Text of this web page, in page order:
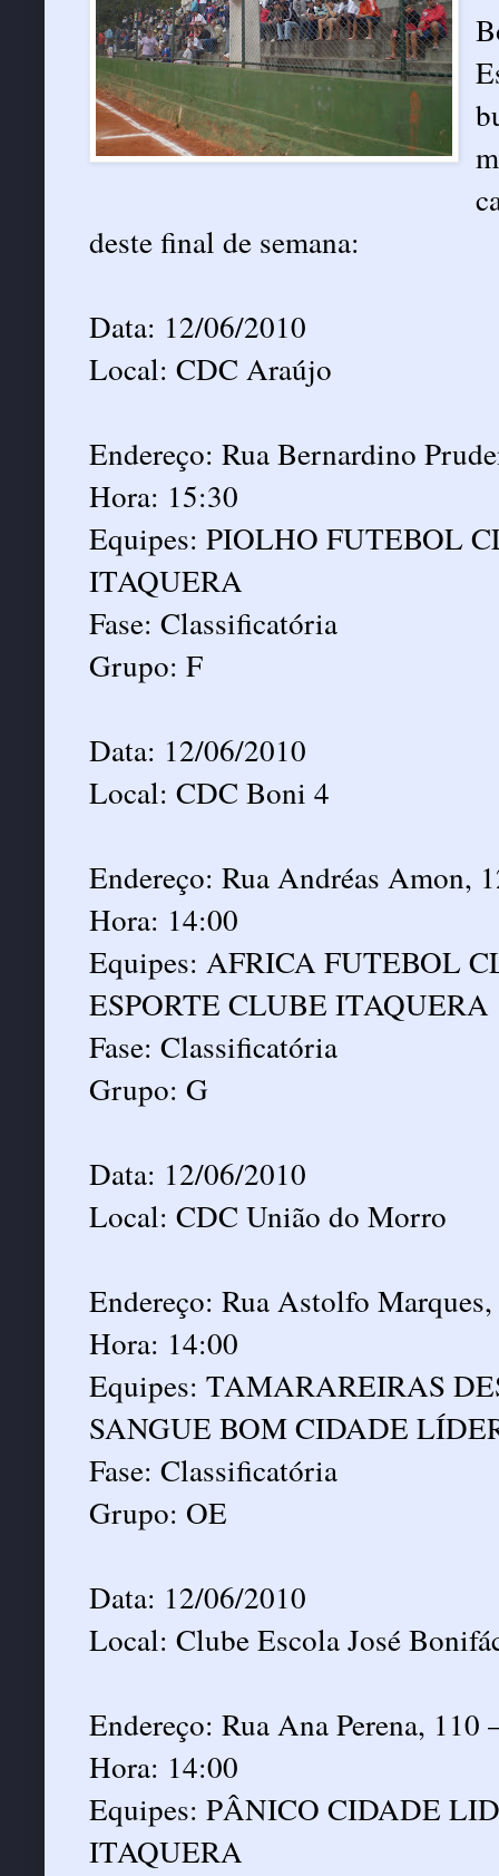
deste final de semana:
Data: 12/06/2010
Local: CDC Araújo
Endereço: Rua Bernardino
Hora: 15:30
Equipes: PIOLHO FUTEBOL
ITAQUERA
Fase: Classificatória
Grupo: F
Data: 12/06/2010
Local: CDC Boni 4
Endereço: Rua Andréas Amon,
Hora: 14:00
Equipes: AFRICA FUTEBOL
ESPORTE CLUBE ITAQUERA
Fase: Classificatória
Grupo: G
Data: 12/06/2010
Local: CDC União do Morro
Endereço: Rua Astolfo
Hora: 14:00
Equipes: TAMARAREIRAS
SANGUE BOM CIDADE
Fase: Classificatória
Grupo: OE
Data: 12/06/2010
Local: Clube Escola José
Endereço: Rua Ana Perena, 110
Hora: 14:00
Equipes: PÂNICO CIDADE
ITAQUERA